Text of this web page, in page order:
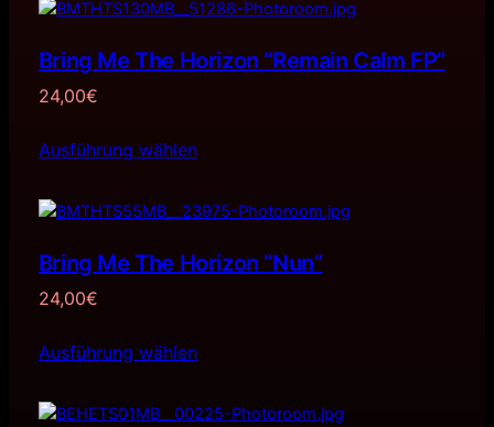
Bring Me The Horizon “Remain Calm FP”
24,00€
Ausführung wählen
Bring Me The Horizon ”Nun”
24,00€
Ausführung wählen